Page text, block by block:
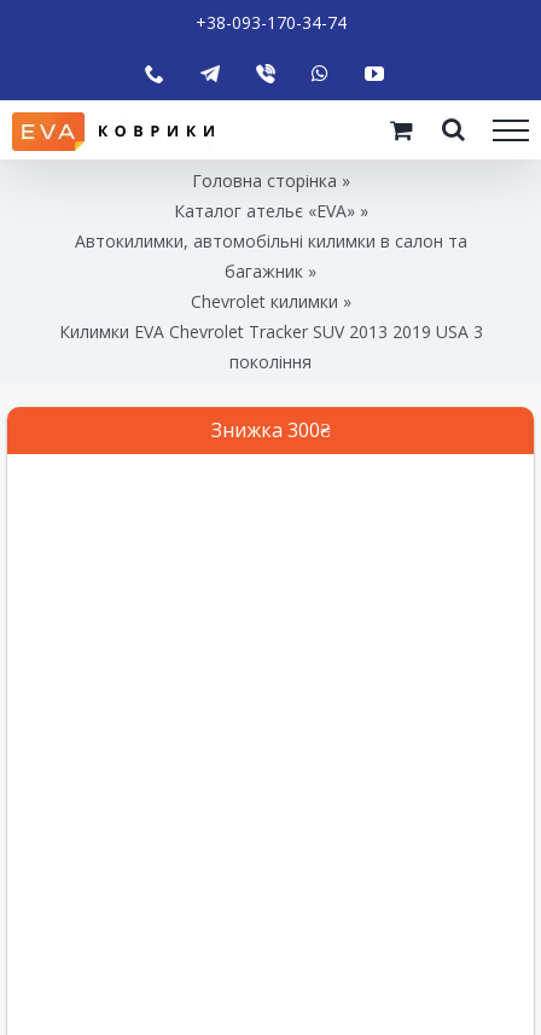
+38-093-170-34-74
Головна сторінка »
Каталог ательє «EVA»»
Автокилимки, автомобільні килимки в салон та
багажник »
Chevrolet килимки »
Килимки EVA Chevrolet Tracker SUV 2013 2019 USA 3
покоління
Знижка 300₴